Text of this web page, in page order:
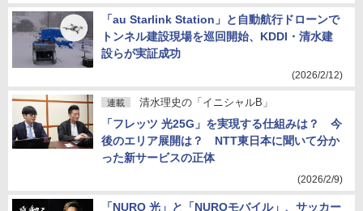
「au Starlink Station」と自動航行ドローンで
トンネル建設現場を巡回開始、KDDI・清水建
設らが実証成功
(2026/2/12)
連載 清水理史の「イニシャルB」
「フレッツ 光25G」を実現する仕組みは？ 今
後のエリア展開は？ NTT東日本に聞いて分か
った新サービスの正体
(2026/2/9)
「NURO 光」と「NUROモバイル」、サッカー